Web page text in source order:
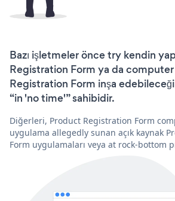
Bazı işletmeler önce try kendin
Registration Form ya da
Registration Form inşa
“in 'no time'” sahibidir.
Diğerleri, Product Registration Form
uygulama allegedly sunan açık kaynak
Form uygulamaları veya at rock-bottom